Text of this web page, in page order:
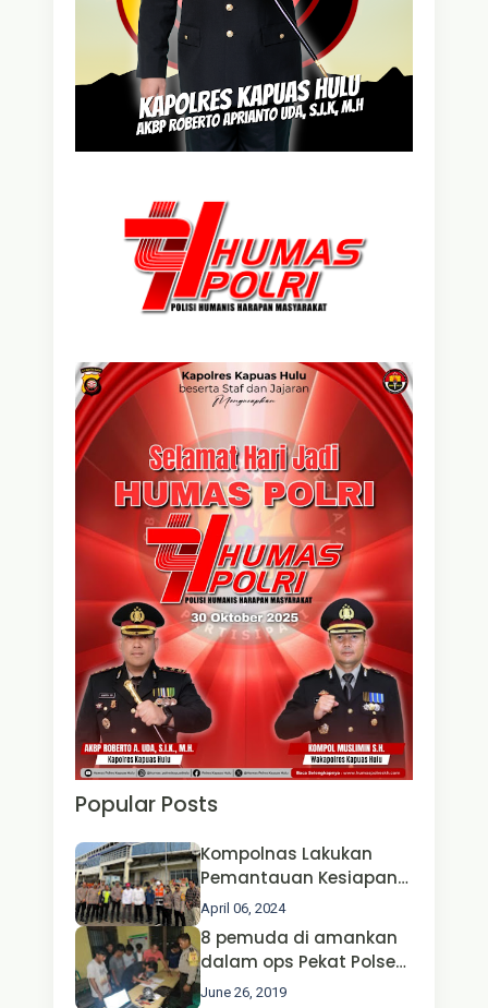
Popular Posts
Kompolnas Lakukan
Pemantauan Kesiapan
Operasi Ketupat 2024 di
Polda Jatim Bersama
Kapolri dan Menteri
Perhubungan
April 06, 2024
8 pemuda di amankan
dalam ops Pekat Polsek
Jongkong
June 26, 2019